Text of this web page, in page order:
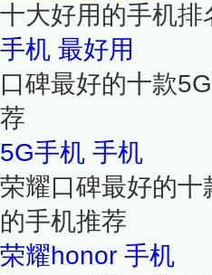
十大好用的手机
手机 最好用
口碑最好的十款
荐
5G手机 手机
荣耀口碑最好的
的手机推荐
荣耀honor 手机